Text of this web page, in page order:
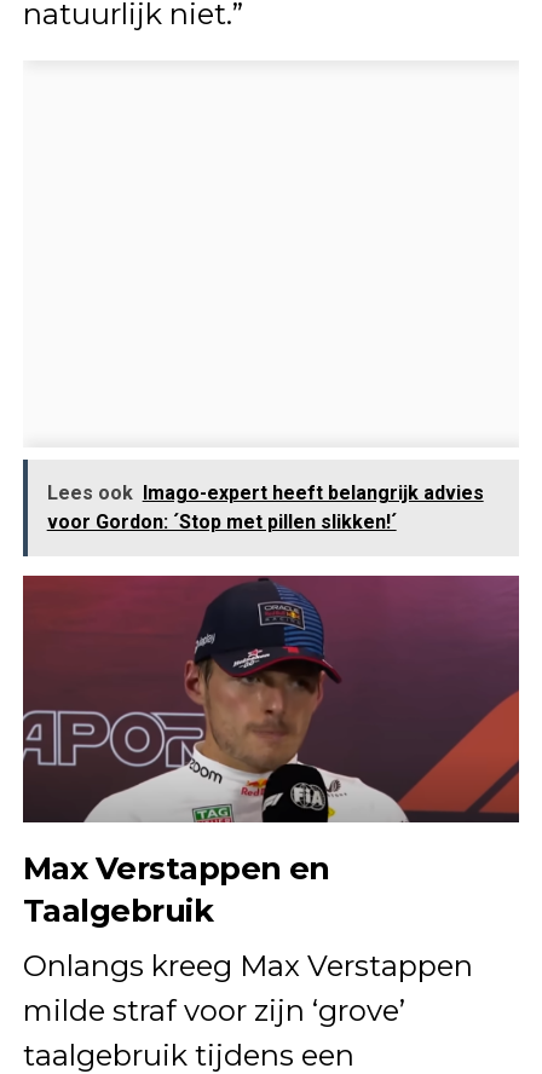
natuurlijk niet.”
Lees ook
Imago-expert heeft belangrijk advies
voor Gordon: ´Stop met pillen slikken!´
Max Verstappen en
Taalgebruik
Onlangs kreeg Max Verstappen
milde straf voor zijn ‘grove’
taalgebruik tijdens een